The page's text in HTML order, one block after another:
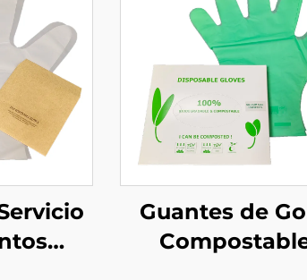
Guantes de